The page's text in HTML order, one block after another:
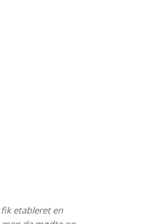
etableret en